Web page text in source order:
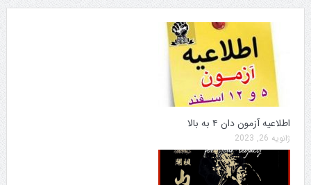
اطلاعیه آزمون دان ۴ به بالا
ژانویه 26, 2023